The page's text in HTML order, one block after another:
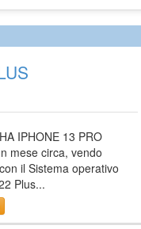
IPHONE 13 PRO
mese circa, vendo
il Sistema operativo
Plus...